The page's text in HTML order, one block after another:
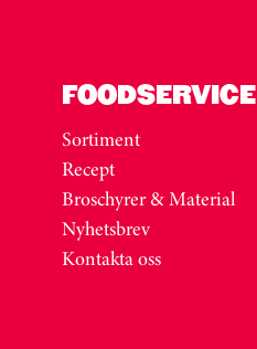
FOODSERVICE
Sortiment
Recept
Broschyrer & Material
Nyhetsbrev
Kontakta oss